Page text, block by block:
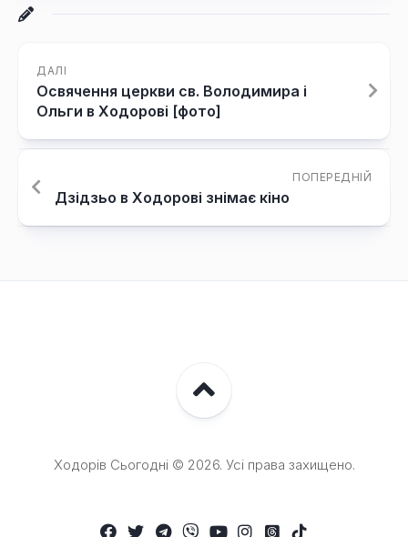
ДАЛІ
Освячення церкви св. Володимира і
Ольги в Ходорові [фото]
ПОПЕРЕДНІЙ
Дзідзьо в Ходорові знімає кіно
Ходорів Сьогодні © 2026. Усі права захищено.